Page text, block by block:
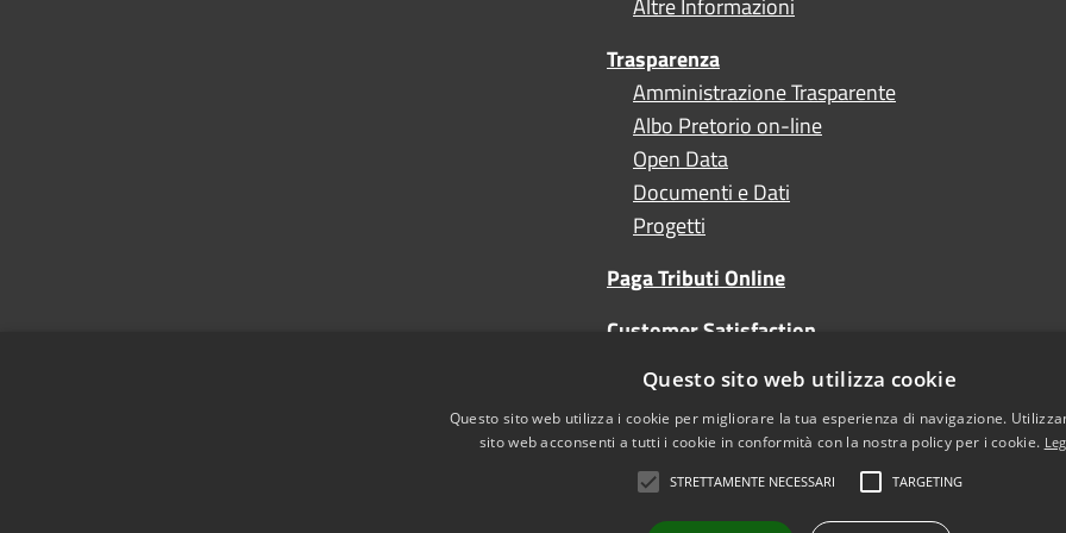
Altre Informazioni
Trasparenza
Amministrazione Trasparente
Albo Pretorio on-line
Open Data
Documenti e Dati
Progetti
Paga Tributi Online
Customer Satisfaction
Turismo
Questo sito web utilizza cookie
Questo sito web utilizza i cookie per migliorare la tua esperienza di navigazione.
sito web acconsenti a tutti i cookie in conformità con la nostra policy per i cookie.
STRETTAMENTE NECESSARI TARGETING